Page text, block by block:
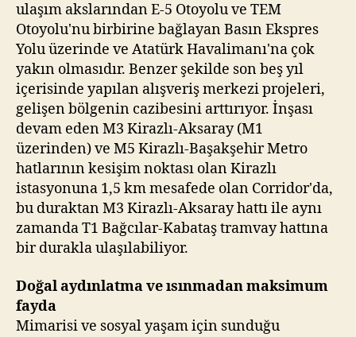
ulaşım akslarından E-5 Otoyolu ve TEM
Otoyolu'nu birbirine bağlayan Basın Ekspres
Yolu üzerinde ve Atatürk Havalimanı'na çok
yakın olmasıdır. Benzer şekilde son beş yıl
içerisinde yapılan alışveriş merkezi projeleri,
gelişen bölgenin cazibesini arttırıyor. İnşası
devam eden M3 Kirazlı-Aksaray (M1
üzerinden) ve M5 Kirazlı-Başakşehir Metro
hatlarının kesişim noktası olan Kirazlı
istasyonuna 1,5 km mesafede olan Corridor'da,
bu duraktan M3 Kirazlı-Aksaray hattı ile aynı
zamanda T1 Bağcılar-Kabataş tramvay hattına
bir durakla ulaşılabiliyor.
Doğal aydınlatma ve ısınmadan maksimum
fayda
Mimarisi ve sosyal yaşam için sunduğu